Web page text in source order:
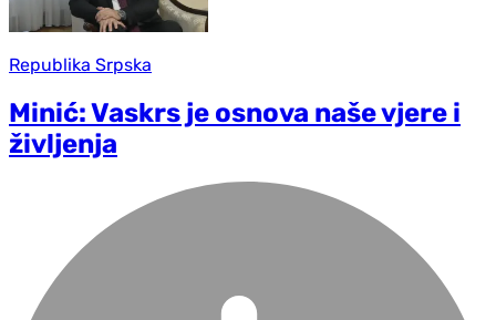
Republika Srpska
Minić: Vaskrs je osnova naše vjere i
življenja